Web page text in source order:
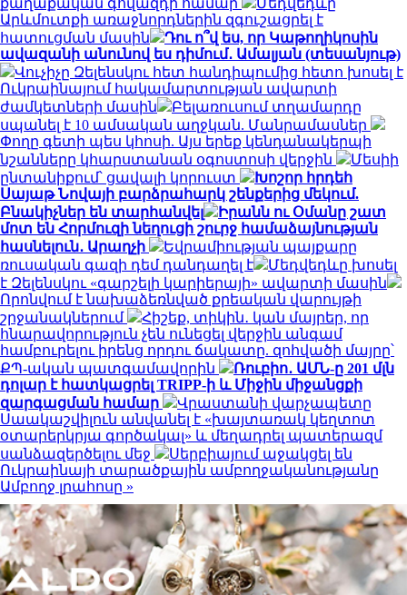
Արևմուտքի առաջնորդներին զգուշացրել է
հատուցման մասին
Դու ո՞վ ես, որ Կաթողիկոսին
ավազանի անունով ես դիմում․ Ամալյան (տեսանյութ)
Վուչիչը Զելենսկու հետ հանդիպումից հետո խոսել է
Ուկրաինայում հակամարտության ավարտի
ժամկետների մասին
Բելառուսում տղամարդը
սպանել է 10 ամսական աղջկան. Մանրամասներ
Փողը գետի պես կհոսի. Այս երեք կենդանակերպի
նշանները կհարստանան օգոստոսի վերջին
Մեսիի
ընտանիքում՝ ցավալի կորուստ
Խոշոր հրդեհ
Սայաթ Նովայի բարձրահարկ շենքերից մեկում.
Բնակիչներ են տարհանվել
Իրանն ու Օմանը շատ
մոտ են Հորմուզի նեղուցի շուրջ համաձայնության
հասնելուն․ Արաղչի
Եվրամիության պայքարը
ռուսական գազի դեմ դանդաղել է
Մեդվեդևը խոսել
է Զելենսկու «գարշելի կարիերայի» ավարտի մասին
Որոնվում է նախաձեռնված քրեական վարույթի
շրջանակներում
Հիշեք, տիկին․ կան մայրեր, որ
հնարավորություն չեն ունեցել վերջին անգամ
համբուրելու իրենց որդու ճակատը. զոհվածի մայրը՝
ՔՊ-ական պատգամավորին
Ռուբիո․ ԱՄՆ-ը 201 մլն
դոլար է հատկացրել TRIPP-ի և Միջին միջանցքի
զարգացման համար
Վրաստանի վարչապետը
Սաակաշվիլուն անվանել է «խայտառակ կեղտոտ
օտարերկրյա գործակալ» և մեղադրել պատերազմ
սանձազերծելու մեջ
Սերբիայում աջակցել են
Ուկրաինայի տարածքային ամբողջականությանը
Ամբողջ լրահոսը »